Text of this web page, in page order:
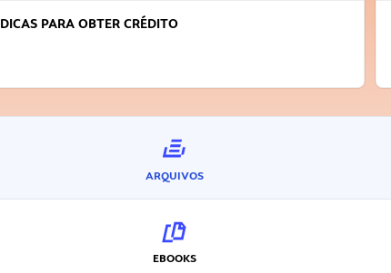
FAÇA A DIFERENÇA: SEJA SUSTENTÁVEL, SEJA
ARQUIVOS
EBOOKS